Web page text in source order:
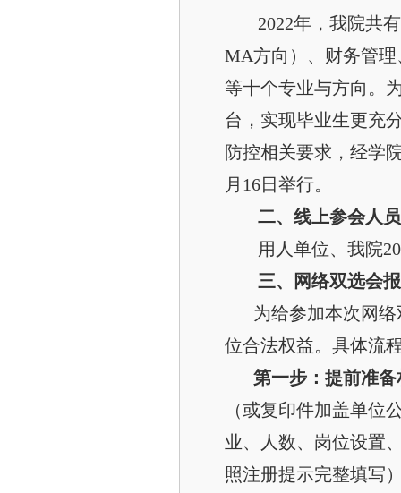
2022年，我院共
MA方向）、财务管
等十个专业与方向。
台，实现毕业生更充
防控相关要求，经学
月16日举行。
二、线上参会人员
用人单位、我院
三、网络双选会
为给参加本次网
位合法权益。具体流
第一步：提前准
（或复印件加盖单
业、人数、岗位设置
照注册提示完整填写